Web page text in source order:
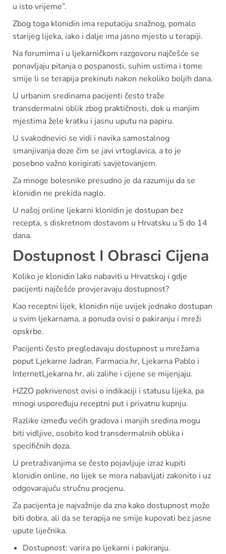
u isto vrijeme”.
Zbog toga klonidin ima reputaciju snažnog, pomalo
starijeg lijeka, iako i dalje ima jasno mjesto u terapiji.
Na forumima i u ljekarničkom razgovoru najčešće se
ponavljaju pitanja o pospanosti, suhim ustima i tome
smije li se terapija prekinuti nakon nekoliko boljih dana.
U urbanim sredinama pacijenti često traže
transdermalni oblik zbog praktičnosti, dok u manjim
mjestima žele kratku i jasnu uputu na papiru.
U svakodnevici se vidi i navika samostalnog
smanjivanja doze čim se javi vrtoglavica, a to je
posebno važno korigirati savjetovanjem.
Za mnoge bolesnike presudno je da razumiju da se
klonidin ne prekida naglo.
U našoj online ljekarni klonidin je dostupan bez
recepta, s diskretnom dostavom u Hrvatsku u 5 do 14
dana.
Dostupnost I Obrasci Cijena
Koliko je klonidin lako nabaviti u Hrvatskoj i gdje
pacijenti najčešće provjeravaju dostupnost?
Kao receptni lijek, klonidin nije uvijek jednako dostupan
u svim ljekarnama, a ponuda ovisi o pakiranju i mreži
opskrbe.
Pacijenti često pregledavaju dostupnost u mrežama
poput Ljekarne Jadran, Farmacia.hr, Ljekarna Pablo i
InternetLjekarna.hr, ali zalihe i cijene se mijenjaju.
HZZO pokrivenost ovisi o indikaciji i statusu lijeka, pa
mnogi uspoređuju receptni put i privatnu kupnju.
Razlike između većih gradova i manjih sredina mogu
biti vidljive, osobito kod transdermalnih oblika i
specifičnih doza.
U pretraživanjima se često pojavljuje izraz kupiti
klonidin online, no lijek se mora nabavljati zakonito i uz
odgovarajuću stručnu procjenu.
Za pacijenta je najvažnije da zna kako dostupnost može
biti dobra, ali da se terapija ne smije kupovati bez jasne
upute liječnika.
Dostupnost: varira po ljekarni i pakiranju.